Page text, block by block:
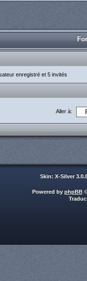
enregistré et 5 invités
Aller à:
Skin: X-Silver
Powered by phpBB©